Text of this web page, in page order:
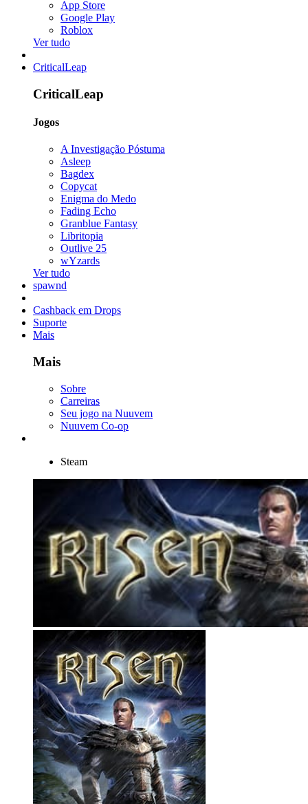
App Store
Google Play
Roblox
Ver tudo
CriticalLeap
CriticalLeap
Jogos
A Investigação Póstuma
Asleep
Bagdex
Copycat
Enigma do Medo
Fading Echo
Granblue Fantasy
Libritopia
Outlive 25
wYzards
Ver tudo
spawnd
Cashback em Drops
Suporte
Mais
Mais
Sobre
Carreiras
Seu jogo na Nuuvem
Nuuvem Co-op
Steam